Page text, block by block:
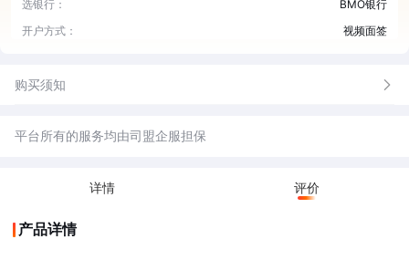
选银行：
BMO银行
开户方式：
视频面签
购买须知
平台所有的服务均由司盟企服担保
详情 评价
产品详情